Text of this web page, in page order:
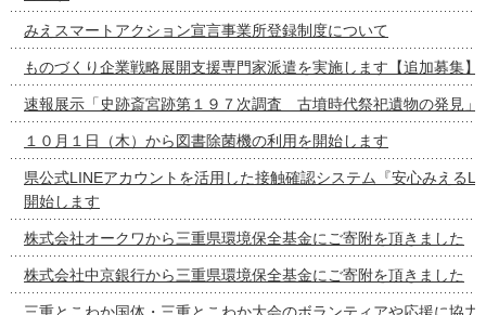
みえスマートアクション宣言事業所登録制度について
ものづくり企業戦略展開支援専門家派遣を実施します【追加募集】
速報展示「史跡斎宮跡第１９７次調査 古墳時代祭祀遺物の発見」
１０月１日（木）から図書除菌機の利用を開始します
県公式LINEアカウントを活用した接触確認システム『安心みえる
開始します
株式会社オークワから三重県環境保全基金にご寄附を頂きました
株式会社中京銀行から三重県環境保全基金にご寄附を頂きました
三重とこわか国体・三重とこわか大会のボランティアや応援に協力